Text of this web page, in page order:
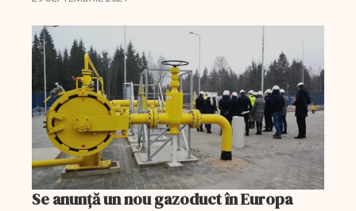
Se anunță un nou gazoduct în Europa